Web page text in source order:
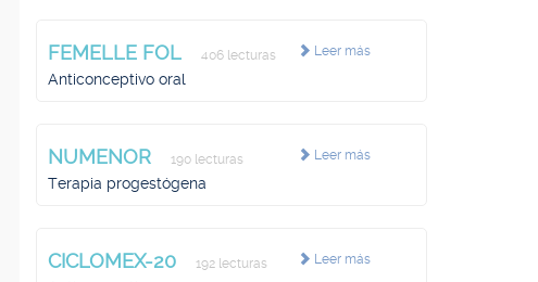
Leer más
FEMELLE FOL 406 lecturas
Anticonceptivo oral
Leer más
NUMENOR 190 lecturas
Terapia progestógena
Leer más
CICLOMEX-20 192 lecturas